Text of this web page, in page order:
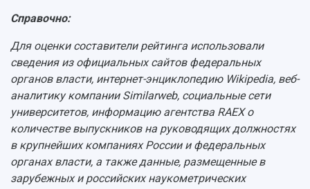
Учебный аэродром
Центр истории авиационных двигателей
Ботанический сад
Умный дом бабочек
Международный межвузовский кампус
Сведения об образовательной организации
Официальные документы
Справочно:
Для оценки составители рейтинга использовали
сведения из официальных сайтов федеральных
органов власти, интернет-энциклопедию Wikipedia, веб-
аналитику компании Similarweb, социальные сети
университетов, информацию агентства RAEX о
количестве выпускников на руководящих должностях
в крупнейших компаниях России и федеральных
органах власти, а также данные, размещенные в
зарубежных и российских наукометрических